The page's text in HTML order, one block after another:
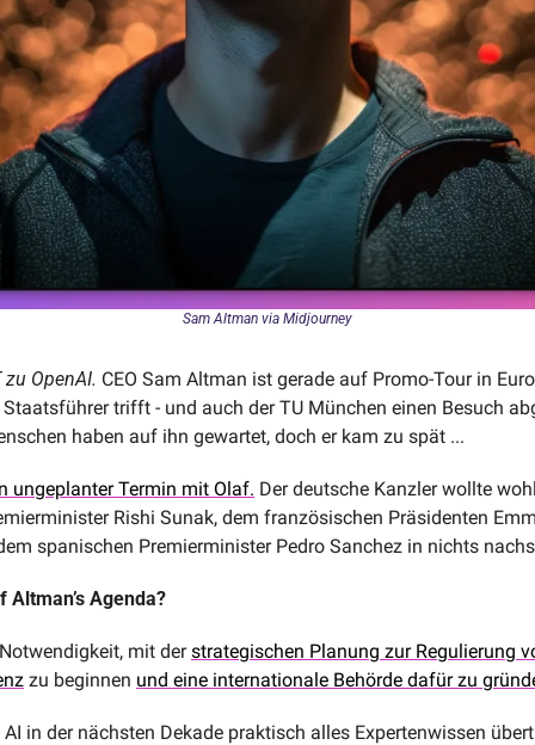
Sam Altman via Midjourney
OpenAI. CEO Sam Altman ist gerade auf Promo-Tour in
Staatsführer trifft - und auch der TU München einen Besuch
haben auf ihn gewartet, doch er kam zu spät ...
ungeplanter Termin mit Olaf. Der deutsche Kanzler wollte
Rishi Sunak, dem französischen Präsidenten
spanischen Premierminister Pedro Sanchez in nichts
Altman’s Agenda?
mit der strategischen Planung zur Regulierung
zu beginnen und eine internationale Behörde dafür zu
AI in der nächsten Dekade praktisch alles Expertenwissen